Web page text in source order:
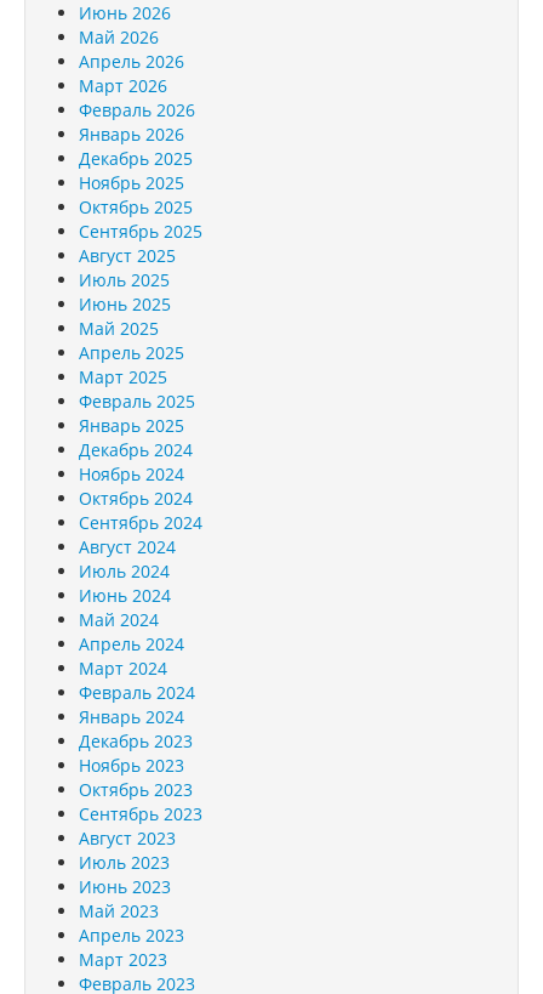
Июнь 2026
Май 2026
Апрель 2026
Март 2026
Февраль 2026
Январь 2026
Декабрь 2025
Ноябрь 2025
Октябрь 2025
Сентябрь 2025
Август 2025
Июль 2025
Июнь 2025
Май 2025
Апрель 2025
Март 2025
Февраль 2025
Январь 2025
Декабрь 2024
Ноябрь 2024
Октябрь 2024
Сентябрь 2024
Август 2024
Июль 2024
Июнь 2024
Май 2024
Апрель 2024
Март 2024
Февраль 2024
Январь 2024
Декабрь 2023
Ноябрь 2023
Октябрь 2023
Сентябрь 2023
Август 2023
Июль 2023
Июнь 2023
Май 2023
Апрель 2023
Март 2023
Февраль 2023